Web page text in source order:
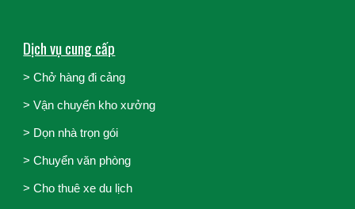
Dịch vụ cung cấp
> Chở hàng đi cảng
>Vận chuyển kho xưởng
> Dọn nhà trọn gói
>Chuyển văn phòng
>Cho thuê xe du lịch